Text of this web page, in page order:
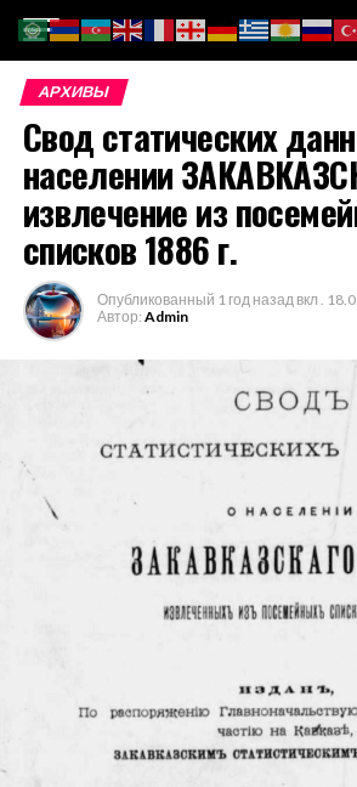
АРХИВЫ
Свод статических
населении
извлечение из
списков 1886 г.
Опубликованный 1 год назад вкл .
Автор: Admin
Go to mobile version